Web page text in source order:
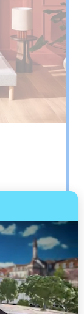
les
sur ses
matin.